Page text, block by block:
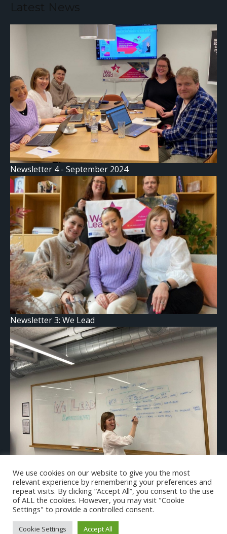
Latest News
Newsletter 4 - September 2024
Newsletter 3: We Lead
We Lead in Copenhagen!
We use cookies on our website to give you the most
relevant experience by remembering your preferences and
repeat visits. By clicking “Accept All”, you consent to the use
of ALL the cookies. However, you may visit "Cookie
Settings" to provide a controlled consent.
Cookie Settings Accept All